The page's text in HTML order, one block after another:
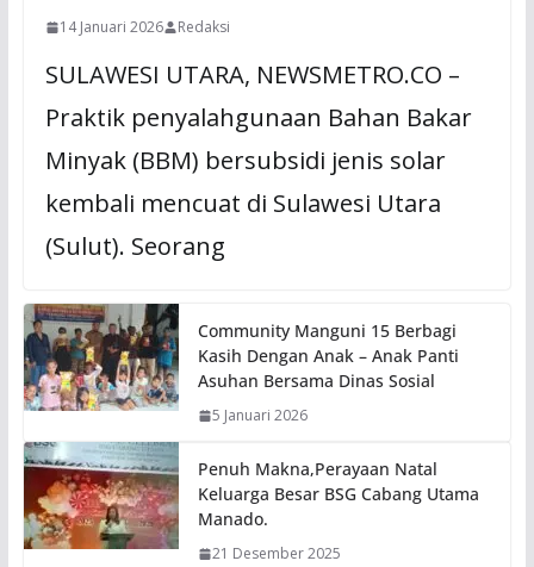
14 Januari 2026 Redaksi
SULAWESI UTARA, NEWSMETRO.CO –
Praktik penyalahgunaan Bahan Bakar
Minyak (BBM) bersubsidi jenis solar
kembali mencuat di Sulawesi Utara
(Sulut). Seorang
Community Manguni 15 Berbagi
Kasih Dengan Anak – Anak Panti
Asuhan Bersama Dinas Sosial
5 Januari 2026
Penuh Makna,Perayaan Natal
Keluarga Besar BSG Cabang Utama
Manado.
21 Desember 2025